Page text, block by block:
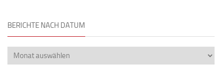
BERICHTE NACH DATUM